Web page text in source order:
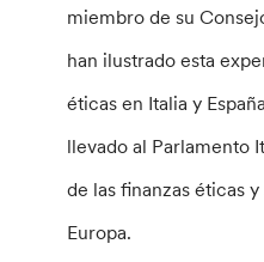
miembro de su
han ilustrado esta
éticas en Italia y
llevado al Parlamento
de las finanzas éticas
Europa.